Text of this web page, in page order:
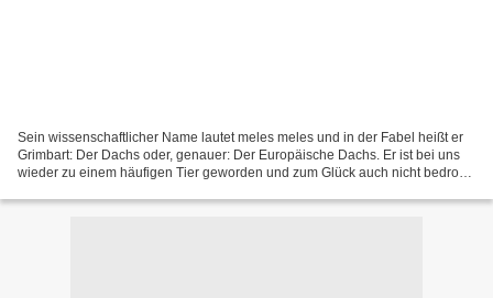
Sein wissenschaftlicher Name lautet meles meles und in der Fabel heißt er
Grimbart: Der Dachs oder, genauer: Der Europäische Dachs. Er ist bei uns
wieder zu einem häufigen Tier geworden und zum Glück auch nicht bedroht.